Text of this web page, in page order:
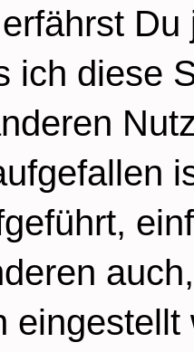
ich diese
eingestellt